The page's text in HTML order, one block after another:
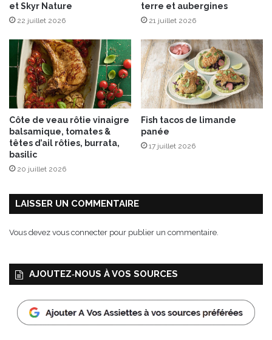
s
,
r
u
m
e
s
t
l
r
s
e
s
et Skyr Nature
22 juillet 2026
terre et aubergines
21 juillet 2026
Côte de veau rôtie vinaigre
balsamique, tomates &
têtes d’ail rôties, burrata,
basilic
20 juillet 2026
Fish tacos de limande
panée
17 juillet 2026
LAISSER UN COMMENTAIRE
Vous devez vous connecter pour publier un commentaire.
AJOUTEZ‑NOUS À VOS SOURCES